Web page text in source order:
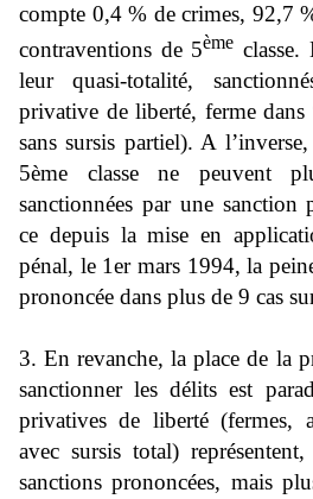
compte 0,4 % de crimes, 92,7
contraventions de 5ème classe.
leur quasi-totalité,
privative de liberté, ferme
sans sursis partiel). A
5ème classe ne peuvent
sanctionnées par une
ce depuis la mise en
pénal, le 1er mars 1994, la
prononcée dans plus de 9 cas
3. En revanche, la place de la
sanctionner les délits est
privatives de liberté (fermes,
avec sursis total)
sanctions prononcées, mais